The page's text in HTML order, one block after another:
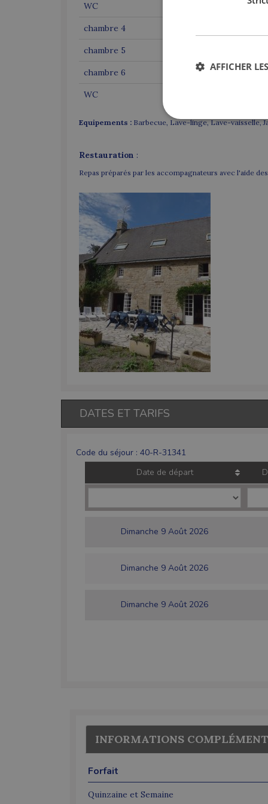
WC
chambre 4
chambre 5
chambre 6 2
WC
Equipements : Barbecue, Lave-linge, Lave-vaisselle,
Restauration :
Repas préparés par les accompagnateurs avec l'aide
DATES ET TARIFS
Code du séjour : 40-R-31341
Date de départ
Dimanche 9 Août 2026
Dimanche 9 Août 2026
Dimanche 9 Août 2026
INFORMATIONS
Forfait
Quinzaine et Semaine
AFFICHER